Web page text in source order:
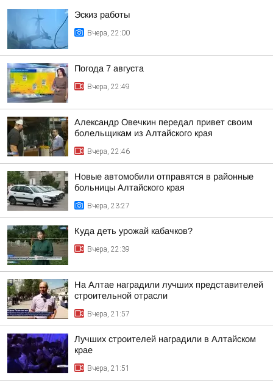
Эскиз работы
Вчера, 22:00
Погода 7 августа
Вчера, 22:49
Александр Овечкин передал привет своим
болельщикам из Алтайского края
Вчера, 22:46
Новые автомобили отправятся в районные
больницы Алтайского края
Вчера, 23:27
Куда деть урожай кабачков?
Вчера, 22:39
На Алтае наградили лучших представителей
строительной отрасли
Вчера, 21:57
Лучших строителей наградили в Алтайском
крае
Вчера, 21:51